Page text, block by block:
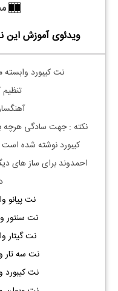
ویدئوی آموزش
نت کیبورد وابسته
نکته : جهت سادگی هرچه
کیبورد نوشته شده
احمدوند برای ساز های
نت پیانو
نت سنتور
نت گیتار
نت سه تار
نت کیبورد